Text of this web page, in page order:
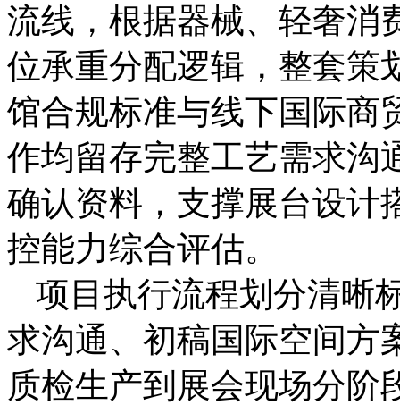
流线，根据器械、轻奢消
位承重分配逻辑，整套策
馆合规标准与线下国际商
作均留存完整工艺需求沟
确认资料，支撑展台设计
控能力综合评估。
项目执行流程划分清晰
求沟通、初稿国际空间方
质检生产到展会现场分阶